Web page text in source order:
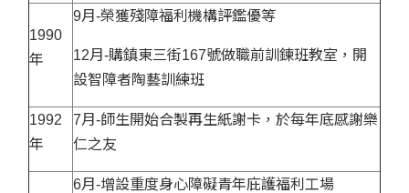
1990
年
9月-榮獲殘障福利機構評鑑優等
12月-購鎮東三街167號做職前訓鍊班教室，開
設智障者陶藝訓練班
1992
年
7月-師生開始合製再生紙謝卡，於每年底感謝樂
仁之友
6月-增設重度身心障礙青年庇護福利工場